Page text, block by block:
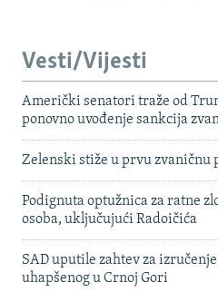
Vesti/Vijesti
Američki senatori traže od
ponovno uvođenje sankcija
Zelenski stiže u prvu zvaničnu
Podignuta optužnica za ratne
osoba, uključujući Radoičića
SAD uputile zahtev za
uhapšenog u Crnoj Gori